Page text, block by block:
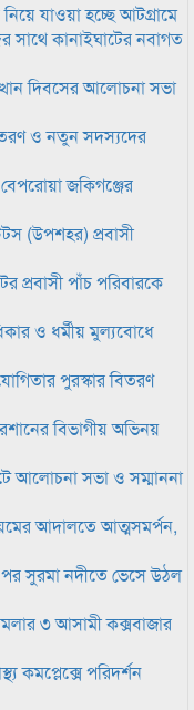
যাওয়া হচ্ছে আটগ্রামে
কানাইঘাটের নবাগত
দিবসের আলোচনা সভা
ও নতুন সদস্যদের
জকিগঞ্জের
(উপশহর) প্রবাসী
প্রবাসী পাঁচ পরিবারকে
ও ধর্মীয় মুল্যবোধে
পুরস্কার বিতরণ
বিভাগীয় অভিনয়
আলোচনা সভা ও সম্মাননা
আদালতে আত্মসমর্পন,
পর সুরমা নদীতে ভেসে উঠল
৩ আসামী কক্সবাজার
কমপ্লেক্সে পরিদর্শন